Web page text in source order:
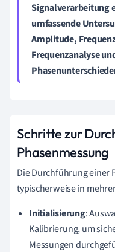
Signalverarbeitung
umfassende
Amplitude,
Frequenzanalyse
Schritte zur
Phasenmessung
Die Durchführung einer
typischerweise in
Initialisierung:
Kalibrierung, um
Messungen